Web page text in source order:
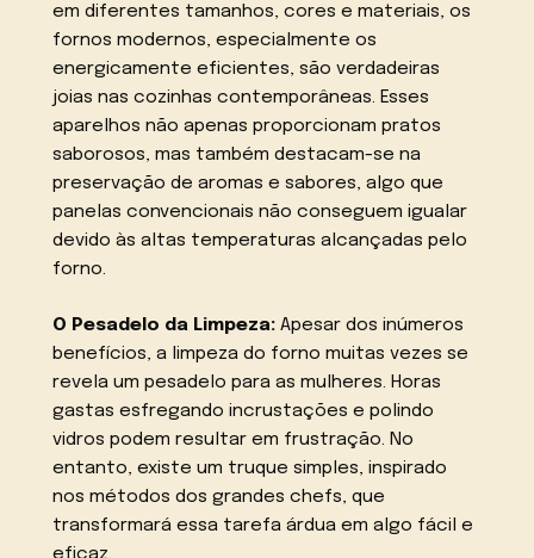
em diferentes tamanhos, cores e materiais, os
fornos modernos, especialmente os
energicamente eficientes, são verdadeiras
joias nas cozinhas contemporâneas. Esses
aparelhos não apenas proporcionam pratos
saborosos, mas também destacam-se na
preservação de aromas e sabores, algo que
panelas convencionais não conseguem igualar
devido às altas temperaturas alcançadas pelo
forno.
O Pesadelo da Limpeza: Apesar dos inúmeros
benefícios, a limpeza do forno muitas vezes se
revela um pesadelo para as mulheres. Horas
gastas esfregando incrustações e polindo
vidros podem resultar em frustração. No
entanto, existe um truque simples, inspirado
nos métodos dos grandes chefs, que
transformará essa tarefa árdua em algo fácil e
eficaz.